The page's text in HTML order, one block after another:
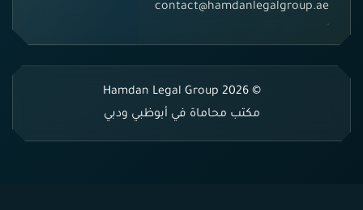
contact@hamdanlegalgroup.ae
© 2026 Hamdan Legal Group
مكتب محاماة في أبوظبي ودبي